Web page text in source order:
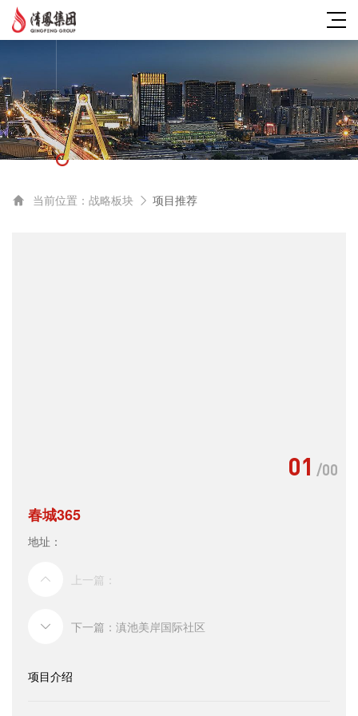
当前位置： 战略板块 项目推荐
01 /00
春城365
地址：
上一篇：
下一篇：滇池美岸国际社区
项目介绍